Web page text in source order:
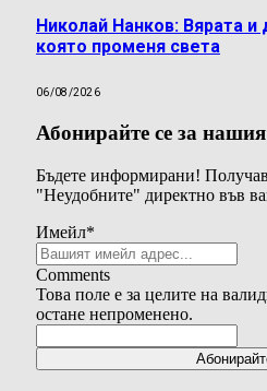
Николай Нанков: Вярата и
която променя света
06/08/2026
Абонирайте се за
Бъдете информирани!
"Неудобните" директно във
Имейл*
Comments
Това поле е за целите на
остане непроменено.